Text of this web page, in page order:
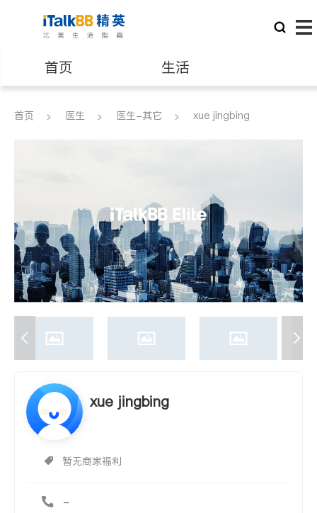
首页 生活
医生 律师
养老 非盈利组织
首页 医生 医生-其它 xue jingbing
xue jingbing
暂无商家福利
-